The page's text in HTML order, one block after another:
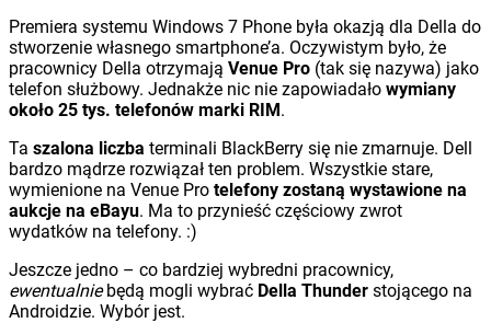
Premiera systemu Windows 7 Phone była okazją dla Della do
stworzenie własnego smartphone’a. Oczywistym było, że
pracownicy Della otrzymają Venue Pro (tak się nazywa) jako
telefon służbowy. Jednakże nic nie zapowiadało wymiany
około 25 tys. telefonów marki RIM.
Ta szalona liczba terminali BlackBerry się nie zmarnuje. Dell
bardzo mądrze rozwiązał ten problem. Wszystkie stare,
wymienione na Venue Pro telefony zostaną wystawione na
aukcje na eBayu. Ma to przynieść częściowy zwrot
wydatków na telefony. :)
Jeszcze jedno – co bardziej wybredni pracownicy,
ewentualniebędą mogli wybrać Della Thunder stojącego na
Androidzie. Wybór jest.